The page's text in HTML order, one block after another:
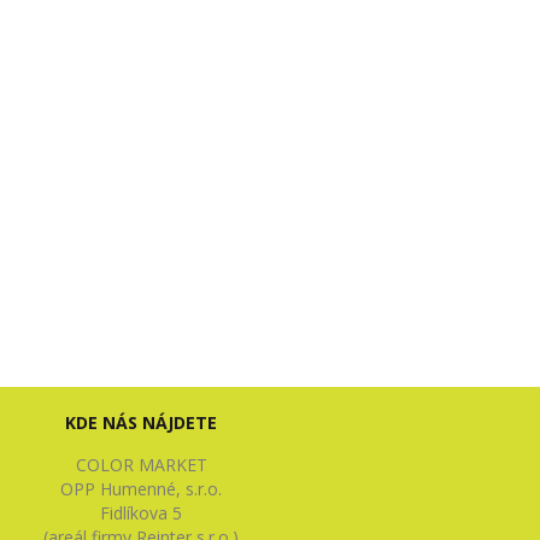
KDE NÁS NÁJDETE
COLOR MARKET
OPP Humenné, s.r.o.
Fidlíkova 5